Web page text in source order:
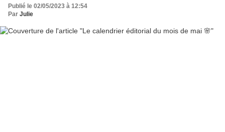
Publié le 02/05/2023 à 12:54
Par Julie